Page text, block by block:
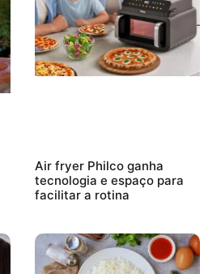
Air fryer Philco ganha
tecnologia e espaço para
facilitar a rotina